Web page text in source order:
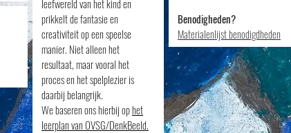
leefwereld van het kind en
prikkelt de fantasie en
creativiteit op een speelse
manier. Niet alleen het
resultaat, maar vooral het
proces en het spelplezier is
daarbij belangrijk.
We baseren ons hierbij ophet
leerplan van OVSG/DenkBeeld.
Benodigheden?
Materialenlijst benodigdheden